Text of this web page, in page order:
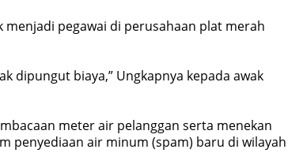
pegawai di perusahaan plat merah
dipungut biaya,” Ungkapnya kepada awak
meter air pelanggan serta menekan
penyediaan air minum (spam) baru di wilayah